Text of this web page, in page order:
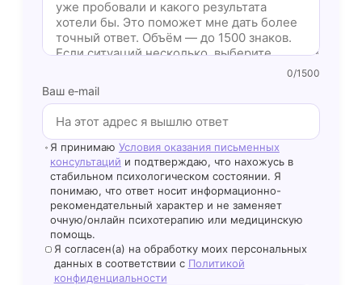
0/1500
Ваш e‑mail
Я принимаю Условия оказания письменных
консультаций и подтверждаю, что нахожусь в
стабильном психологическом состоянии. Я
понимаю, что ответ носит информационно-
рекомендательный характер и не заменяет
очную/онлайн психотерапию или медицинскую
помощь.
Я согласен(а) на обработку моих персональных
данных в соответствии с Политикой
конфиденциальности